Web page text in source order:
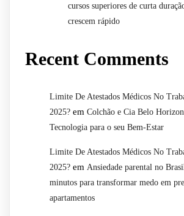
cursos superiores de curta
crescem rápido
Recent Comments
Limite De Atestados Médicos No
2025? em Colchão e Cia Belo
Tecnologia para o seu Bem-Estar
Limite De Atestados Médicos No
2025? em Ansiedade parental no
minutos para transformar medo em
apartamentos